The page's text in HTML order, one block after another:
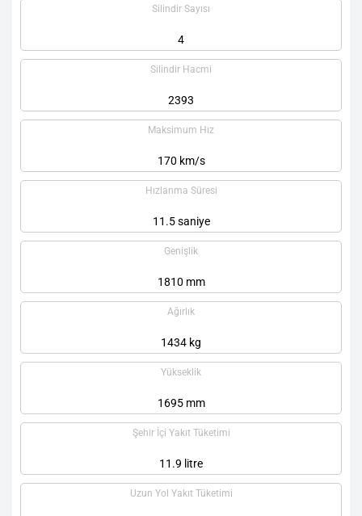
Silindir Sayısı
4
Silindir Hacmi
2393
Maksimum Hız
170 km/s
Hızlanma Süresi
11.5 saniye
Genişlik
1810 mm
Ağırlık
1434 kg
Yükseklik
1695 mm
Şehir İçi Yakıt Tüketimi
11.9 litre
Uzun Yol Yakıt Tüketimi